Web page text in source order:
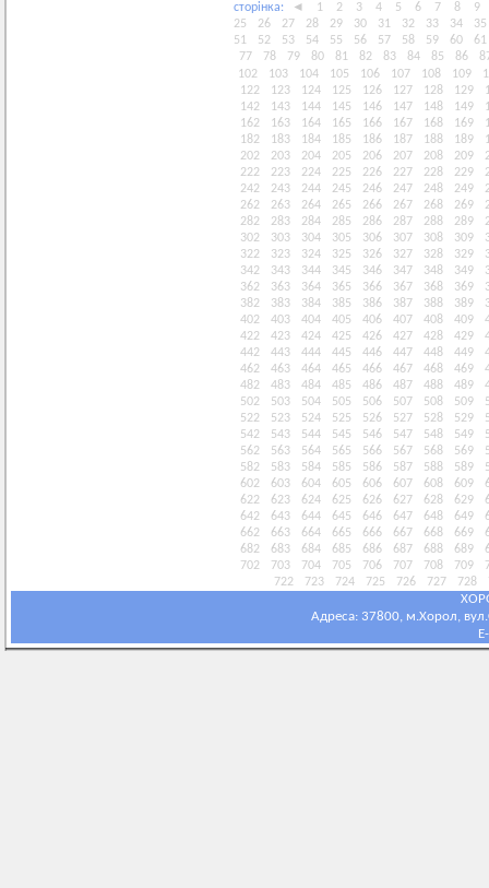
сторiнка: ◄ 1 2 3 4 5 6 7 8
9
25
26 27 28 29 30 31 32 33 34
35
51
52 53 54 55 56 57 58 59 60
61
77
78 79 80 81 82 83 84 85 86
102
103 104 105 106 107 108 109
122
123 124 125 126 127 128 129
142
143 144 145 146 147 148 149
162
163 164 165 166 167 168 169
182
183 184 185 186 187 188 189
202
203 204 205 206 207 208 209
222
223 224 225 226 227 228 229
242
243 244 245 246 247 248 249
262
263 264 265 266 267 268 269
282
283 284 285 286 287 288 289
302
303 304 305 306 307 308 309
322
323 324 325 326 327 328 329
342
343 344 345 346 347 348 349
362
363 364 365 366 367 368 369
382
383 384 385 386 387 388 389
402
403 404 405 406 407 408 409
422
423 424 425 426 427 428 429
442
443 444 445 446 447 448 449
462
463 464 465 466 467 468 469
482
483 484 485 486 487 488 489
502
503 504 505 506 507 508 509
522
523 524 525 526 527 528 529
542
543 544 545 546 547 548 549
562
563 564 565 566 567 568 569
582
583 584 585 586 587 588 589
602
603 604 605 606 607 608 609
622
623 624 625 626 627 628 629
642
643 644 645 646 647 648 649
662
663 664 665 666 667 668 669
682
683 684 685 686 687 688 689
702
703 704 705 706 707 708 709
722
723 724 725 726 727 728
Адреса: 37800, м.Хорол,